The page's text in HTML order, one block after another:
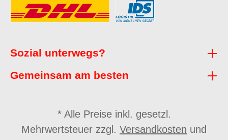
Sozial unterwegs?
Gemeinsam am besten
* Alle Preise inkl. gesetzl.
Mehrwertsteuer zzgl. Versandkosten und